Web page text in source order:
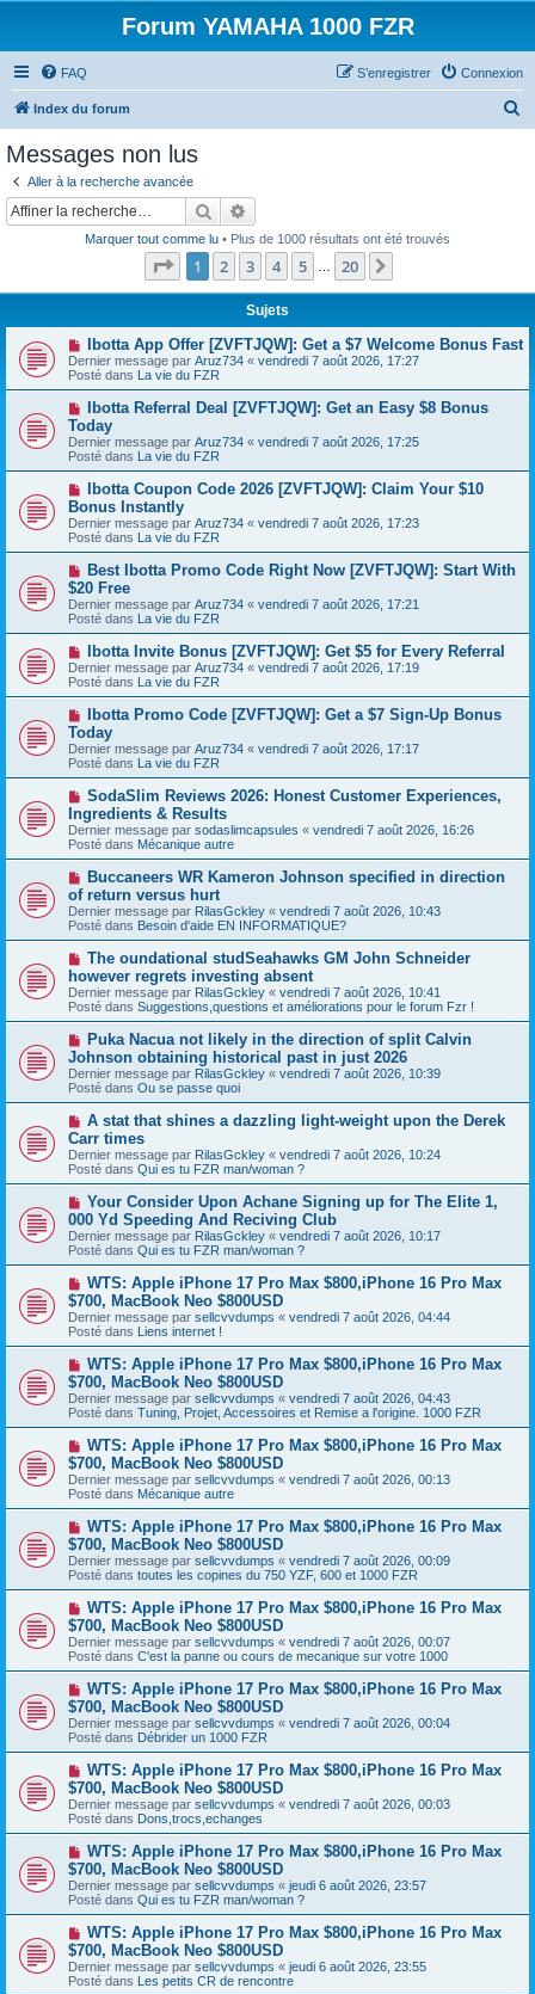
Forum YAMAHA 1000 FZR
FAQ Connexion
S’enregistrer
Index du forum
Messages non lus
Aller à la recherche avancée
Rechercher
Marquer tout comme lu • Plus de 1000 résultats ont été trouvés
Page 1sur20
1 2 3 4 5 20
Sujets
N
o
u
v
e
a
u
m
e
s
s
a
g
e
Ibotta App Offer [ZVFTJQW]: Get a $7 Welcome Bonus Fast
Dernier message par Aruz734 « vendredi 7 août 2026, 17:27
Posté dans La vie du FZR
N
u
v
e
a
m
e
s
a
g
e
Ibotta Referral Deal [ZVFTJQW]: Get an Easy $8 Bonus
Today
Dernier message par Aruz734 « vendredi 7 août 2026, 17:25
Posté dans La vie du FZR
N
u
v
e
a
m
e
s
a
g
e
Ibotta Coupon Code 2026 [ZVFTJQW]: Claim Your $10
Bonus Instantly
Dernier message par Aruz734 « vendredi 7 août 2026, 17:23
Posté dans La vie du FZR
N
o
u
v
e
a
m
e
s
s
a
g
e
Best Ibotta Promo Code Right Now [ZVFTJQW]: Start With
$20 Free
Dernier message par Aruz734 « vendredi 7 août 2026, 17:21
Posté dans La vie du FZR
N
o
u
v
e
a
u
m
e
s
s
a
g
e
Ibotta Invite Bonus [ZVFTJQW]: Get $5 for Every Referral
Dernier message par Aruz734 « vendredi 7 août 2026, 17:19
Posté dans La vie du FZR
N
u
v
e
a
u
m
e
s
a
g
e
Ibotta Promo Code [ZVFTJQW]: Get a $7 Sign-Up Bonus
Today
Dernier message par Aruz734 « vendredi 7 août 2026, 17:17
Posté dans La vie du FZR
N
u
v
e
a
m
e
s
a
e
SodaSlim Reviews 2026: Honest Customer Experiences,
Ingredients & Results
Dernier message par sodaslimcapsules « vendredi 7 août 2026, 16:26
Posté dans Mécanique autre
N
o
u
v
e
a
m
e
s
a
g
e
Buccaneers WR Kameron Johnson specified in direction
of return versus hurt
Dernier message par RilasGckley « vendredi 7 août 2026, 10:43
Posté dans Besoin d'aide EN INFORMATIQUE?
N
u
v
e
a
m
e
s
g
e
The oundational studSeahawks GM John Schneider
however regrets investing absent
Dernier message par RilasGckley « vendredi 7 août 2026, 10:41
Posté dans Suggestions,questions et améliorations pour le forum Fzr !
N
o
u
v
e
a
u
m
e
s
a
e
Puka Nacua not likely in the direction of split Calvin
Johnson obtaining historical past in just 2026
Dernier message par RilasGckley « vendredi 7 août 2026, 10:39
Posté dans Ou se passe quoi
N
u
v
e
a
u
m
e
s
a
g
e
A stat that shines a dazzling light-weight upon the Derek
Carr times
Dernier message par RilasGckley « vendredi 7 août 2026, 10:24
Posté dans Qui es tu FZR man/woman ?
N
o
u
v
e
a
u
m
e
s
a
g
e
Your Consider Upon Achane Signing up for The Elite 1,
000 Yd Speeding And Reciving Club
Dernier message par RilasGckley « vendredi 7 août 2026, 10:17
Posté dans Qui es tu FZR man/woman ?
N
o
u
v
e
a
u
m
e
s
a
g
e
WTS: Apple iPhone 17 Pro Max $800,iPhone 16 Pro Max
$700, MacBook Neo $800USD
Dernier message par sellcvvdumps « vendredi 7 août 2026, 04:44
Posté dans Liens internet !
N
o
u
v
e
a
u
m
e
s
a
g
e
WTS: Apple iPhone 17 Pro Max $800,iPhone 16 Pro Max
$700, MacBook Neo $800USD
Dernier message par sellcvvdumps « vendredi 7 août 2026, 04:43
Posté dans Tuning, Projet, Accessoires et Remise a l'origine. 1000 FZR
N
o
u
v
e
a
u
m
e
s
a
g
e
WTS: Apple iPhone 17 Pro Max $800,iPhone 16 Pro Max
$700, MacBook Neo $800USD
Dernier message par sellcvvdumps « vendredi 7 août 2026, 00:13
Posté dans Mécanique autre
N
o
u
v
e
a
u
m
e
s
a
g
e
WTS: Apple iPhone 17 Pro Max $800,iPhone 16 Pro Max
$700, MacBook Neo $800USD
Dernier message par sellcvvdumps « vendredi 7 août 2026, 00:09
Posté dans toutes les copines du 750 YZF, 600 et 1000 FZR
N
o
u
v
e
a
u
m
e
s
a
g
e
WTS: Apple iPhone 17 Pro Max $800,iPhone 16 Pro Max
$700, MacBook Neo $800USD
Dernier message par sellcvvdumps « vendredi 7 août 2026, 00:07
Posté dans C'est la panne ou cours de mecanique sur votre 1000
N
o
u
v
e
a
u
m
e
s
a
g
e
WTS: Apple iPhone 17 Pro Max $800,iPhone 16 Pro Max
$700, MacBook Neo $800USD
Dernier message par sellcvvdumps « vendredi 7 août 2026, 00:04
Posté dans Débrider un 1000 FZR
N
o
u
v
e
a
u
m
e
s
a
g
e
WTS: Apple iPhone 17 Pro Max $800,iPhone 16 Pro Max
$700, MacBook Neo $800USD
Dernier message par sellcvvdumps « vendredi 7 août 2026, 00:03
Posté dans Dons,trocs,echanges
N
o
u
v
e
a
u
m
e
s
WTS: Apple iPhone 17 Pro Max $800,iPhone 16 Pro Max
$700, MacBook Neo $800USD
Dernier message par sellcvvdumps « jeudi 6 août 2026, 23:57
Posté dans Qui es tu FZR man/woman ?
N
o
u
v
e
WTS: Apple iPhone 17 Pro Max $800,iPhone 16 Pro Max
$700, MacBook Neo $800USD
Dernier message par sellcvvdumps « jeudi 6 août 2026, 23:55
Posté dans Les petits CR de rencontre